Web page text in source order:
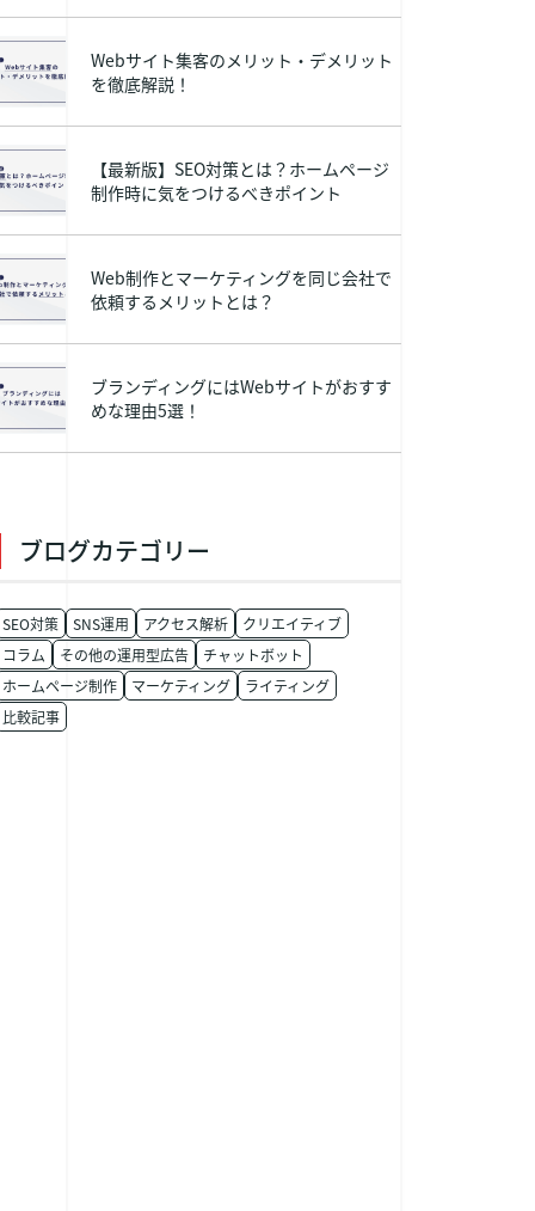
Webサイト集客のメリット・デメリット
を徹底解説！
【最新版】SEO対策とは？ホームページ
制作時に気をつけるべきポイント
Web制作とマーケティングを同じ会社で
依頼するメリットとは？
ブランディングにはWebサイトがおすす
めな理由5選！
ブログカテゴリー
SEO対策 SNS運用 アクセス解析
クリエイティブ
コラム
その他の運用型広告
チャットボット
ホームページ制作
マーケティング
ライティング
比較記事